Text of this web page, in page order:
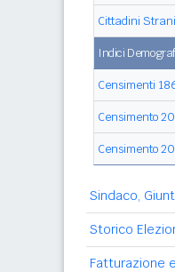
Cittadini
Indici
Censimenti
Censimento
Censimento
Sindaco,
Storico
Fatturazione